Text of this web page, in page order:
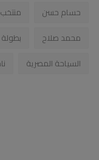
حسام حسن
محمد صلاح
بطولة
السياحة المصرية